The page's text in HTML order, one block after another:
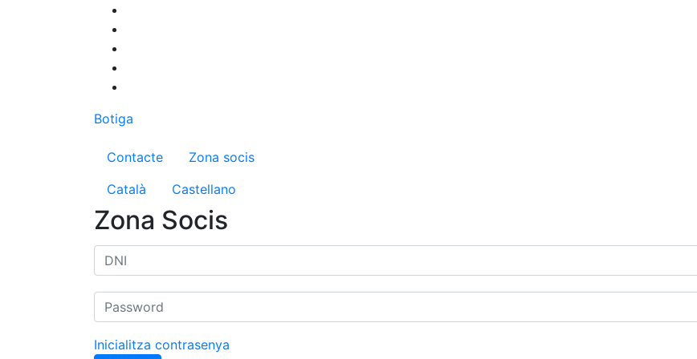
Botiga
Menú del compte d'usuari
Contacte
Zona socis
Català
Castellano
Zona Socis
Inicialitza contrasenya